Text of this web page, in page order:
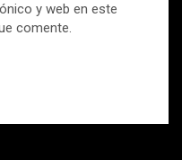
y web en este
comente.